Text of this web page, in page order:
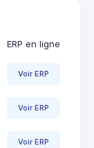
ERP en ligne
Voir ERP
Voir ERP
Voir ERP